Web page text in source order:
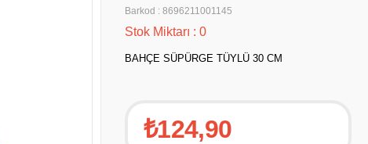
Barkod : 8696211001145
Stok Miktarı : 0
BAHÇE SÜPÜRGE TÜYLÜ 30 CM
₺124,90